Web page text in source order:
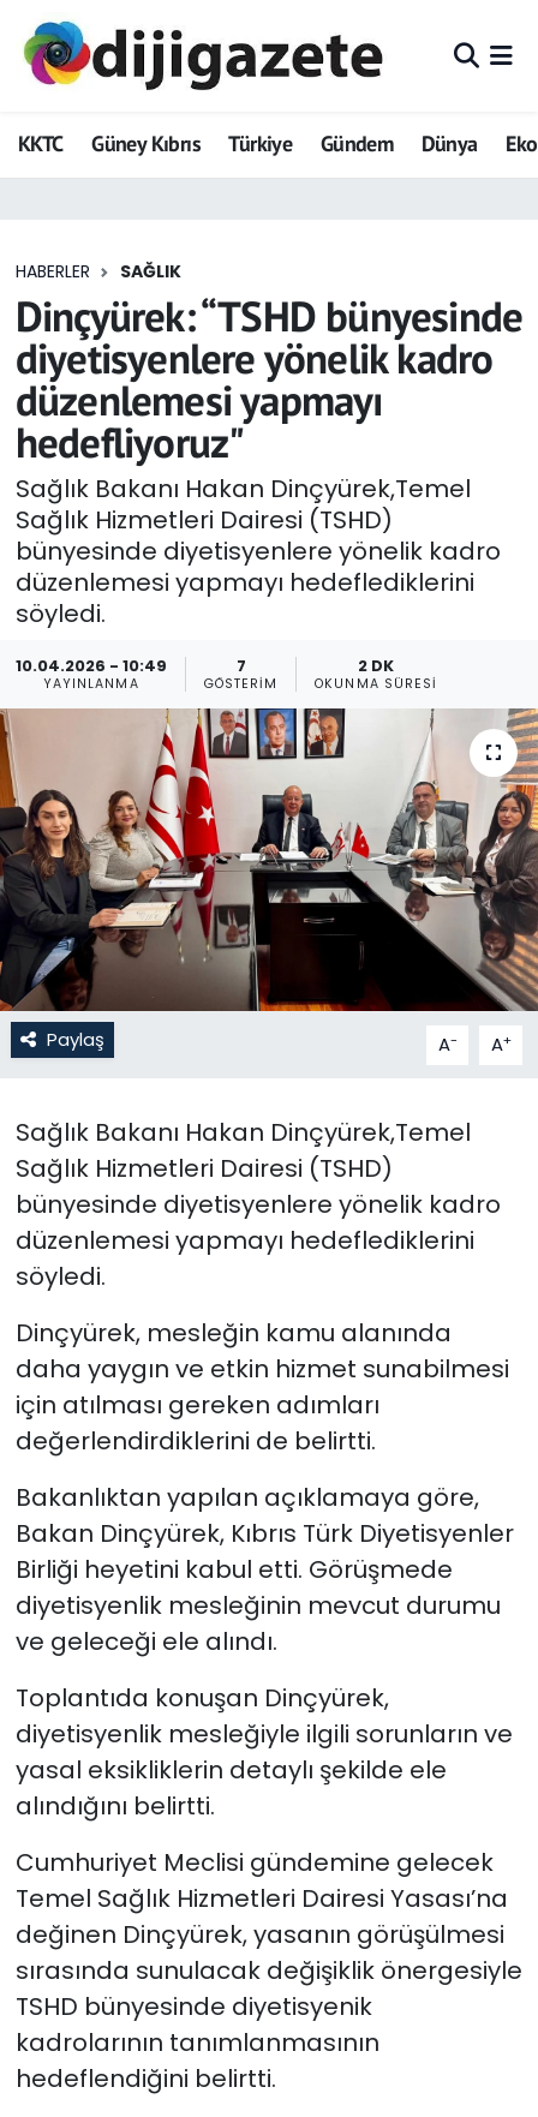
KKTC Güney Kıbrıs Türkiye Gündem Dünya
HABERLER SAĞLIK
Dinçyürek: “TSHD bünyesinde
diyetisyenlere yönelik kadro
düzenlemesi yapmayı
hedefliyoruz"
Sağlık Bakanı Hakan Dinçyürek,Temel
Sağlık Hizmetleri Dairesi (TSHD)
bünyesinde diyetisyenlere yönelik kadro
düzenlemesi yapmayı hedeflediklerini
söyledi.
10.04.2026 - 10:49
YAYINLANMA
7
GÖSTERIM
2 DK
OKUNMA SÜRESI
Paylaş A- A+
Sağlık Bakanı Hakan Dinçyürek,Temel
Sağlık Hizmetleri Dairesi (TSHD)
bünyesinde diyetisyenlere yönelik kadro
düzenlemesi yapmayı hedeflediklerini
söyledi.
Dinçyürek, mesleğin kamu alanında
daha yaygın ve etkin hizmet sunabilmesi
için atılması gereken adımları
değerlendirdiklerini de belirtti.
Bakanlıktan yapılan açıklamaya göre,
Bakan Dinçyürek, Kıbrıs Türk Diyetisyenler
Birliği heyetini kabul etti. Görüşmede
diyetisyenlik mesleğinin mevcut durumu
ve geleceği ele alındı.
Toplantıda konuşan Dinçyürek,
diyetisyenlik mesleğiyle ilgili sorunların ve
yasal eksikliklerin detaylı şekilde ele
alındığını belirtti.
Cumhuriyet Meclisi gündemine gelecek
Temel Sağlık Hizmetleri Dairesi Yasası’na
değinen Dinçyürek, yasanın görüşülmesi
sırasında sunulacak değişiklik önergesiyle
TSHD bünyesinde diyetisyenik
kadrolarının tanımlanmasının
hedeflendiğini belirtti.
ADVERTORIAL
Dijigazete
Eğitim
Ekonomi
Foto Galeri
GEZİ
Güncel
Gündem
KKTC YEREL SEÇİM 2018
Kültür Sanat
Magazin
Moda
Nöbetçi Eczaneler
Otomobil Dünyası
Politika
SAĞLIK
Spor
Teknoloji
TÜRKiYE
Video Galeri
YAŞAM
Yazarlar
Hava Durumu
Trafik Durumu
Tüm Manşetler
Son Dakika Haberleri
Haber Arşivi